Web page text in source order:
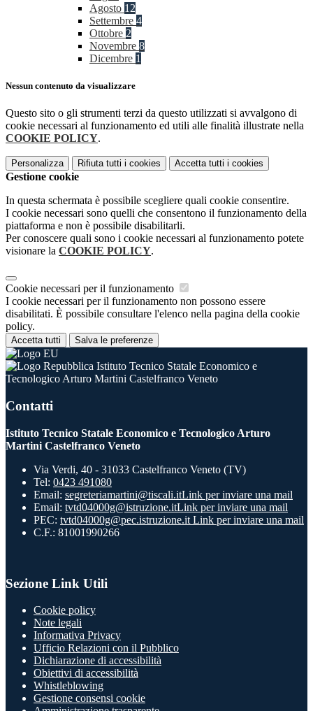
Agosto 12
Settembre 4
Ottobre 2
Novembre 8
Dicembre 1
Nessun contenuto da visualizzare
Questo sito o gli strumenti terzi da questo utilizzati si avvalgono di
cookie necessari al funzionamento ed utili alle finalità illustrate nella
COOKIE POLICY.
Personalizza Rifiuta tutti i cookies Accetta tutti i cookies
Gestione cookie
In questa schermata è possibile scegliere quali cookie consentire.
I cookie necessari sono quelli che consentono il funzionamento della
piattaforma e non è possibile disabilitarli.
Per conoscere quali sono i cookie necessari al funzionamento potete
visionare la COOKIE POLICY.
Cookie necessari per il funzionamento
I cookie necessari per il funzionamento non possono essere
disabilitati. È possibile consultare l'elenco nella pagina della cookie
policy.
Accetta tutti Salva le preferenze
Istituto Tecnico Statale Economico e
Tecnologico Arturo Martini Castelfranco Veneto
Contatti
Istituto Tecnico Statale Economico e Tecnologico Arturo
Martini Castelfranco Veneto
Via Verdi, 40 - 31033 Castelfranco Veneto (TV)
Tel: 0423 491080
Email: segreteriamartini@tiscali.itLink per inviare una mail
Email: tvtd04000g@istruzione.itLink per inviare una mail
PEC: tvtd04000g@pec.istruzione.it Link per inviare una mail
C.F.: 81001990266
Sezione Link Utili
Cookie policy
Note legali
Informativa Privacy
Ufficio Relazioni con il Pubblico
Dichiarazione di accessibilità
Obiettivi di accessibilità
Whistleblowing
Gestione consensi cookie